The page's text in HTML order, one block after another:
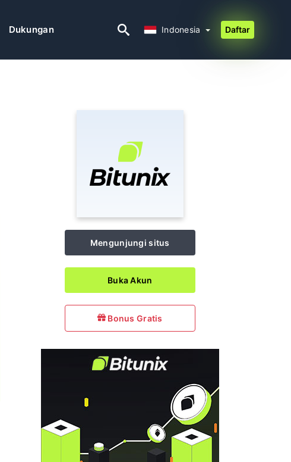
Dukungan Indonesia Daftar
Mengunjungi situs
Buka Akun
Bonus Gratis